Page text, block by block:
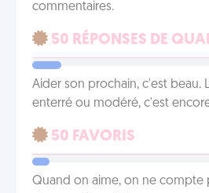
commentaires.
50 RÉPONSES DE
Aider son prochain, c'est beau.
enterré ou modéré, c'est
50 FAVORIS
Quand on aime, on ne compte